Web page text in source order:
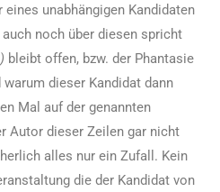
eines unabhängigen Kandidaten
noch über diesen spricht
bleibt offen, bzw. der Phantasie
dieser Kandidat dann
Mal auf der genannten
Autor dieser Zeilen gar nicht
alles nur ein Zufall. Kein
die der Kandidat von